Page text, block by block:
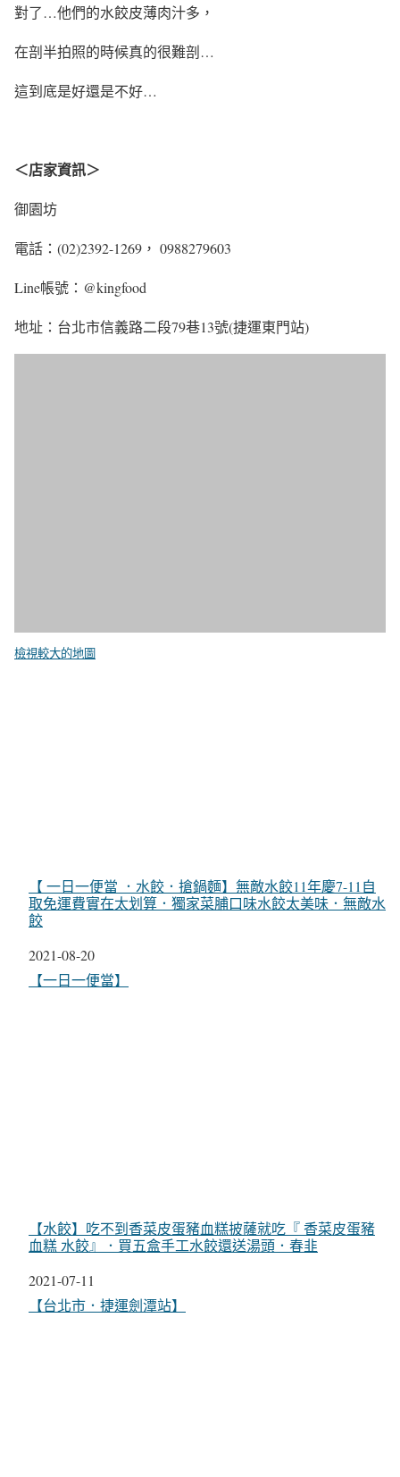
對了…他們的水餃皮薄肉汁多，
在剖半拍照的時候真的很難剖…
這到底是好還是不好…
＜店家資訊＞
御園坊
電話：(02)2392-1269， 0988279603
Line帳號：@kingfood
地址：台北市信義路二段79巷13號(捷運東門站)
檢視較大的地圖
【 一日一便當 ．水餃．搶鍋麵】無敵水餃11年慶7-11自
取免運費實在太划算．獨家菜脯口味水餃太美味．無敵水
餃
日期
2021-08-20
關於
【一日一便當】
【水餃】吃不到香菜皮蛋豬血糕披薩就吃『 香菜皮蛋豬
血糕 水餃』．買五盒手工水餃還送湯頭．春韭
日期
2021-07-11
關於
【台北市．捷運劍潭站】